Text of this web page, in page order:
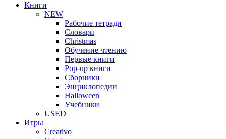
Книги
NEW
Рабочие тетради
Словари
Christmas
Обучение чтению
Первые книги
Pop-up книги
Сборники
Энциклопедии
Halloween
Учебники
USED
Игры
Creativo